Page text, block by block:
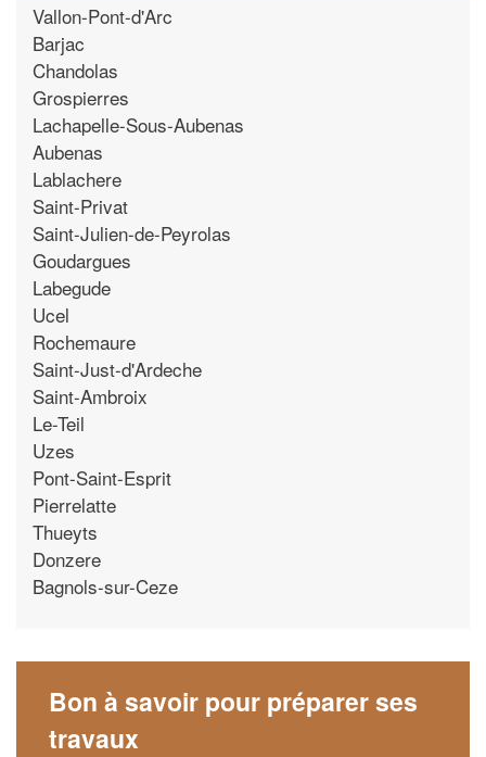
Vallon-Pont-d'Arc
Barjac
Chandolas
Grospierres
Lachapelle-Sous-Aubenas
Aubenas
Lablachere
Saint-Privat
Saint-Julien-de-Peyrolas
Goudargues
Labegude
Ucel
Rochemaure
Saint-Just-d'Ardeche
Saint-Ambroix
Le-Teil
Uzes
Pont-Saint-Esprit
Pierrelatte
Thueyts
Donzere
Bagnols-sur-Ceze
Bon à savoir pour préparer ses
travaux